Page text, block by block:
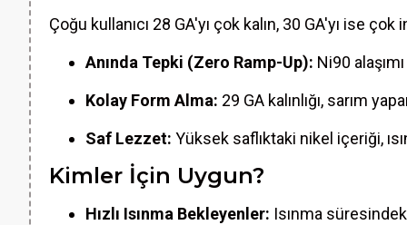
Çoğu kullanıcı 28 GA'yı çok kalın, 30 GA'yı ise
Anında Tepki (Zero Ramp-Up): Ni90
Kolay Form Alma: 29 GA kalınlığı, sarım
Saf Lezzet: Yüksek saflıktaki nikel içeriği,
Kimler İçin Uygun?
Hızlı Isınma Bekleyenler: Isınma